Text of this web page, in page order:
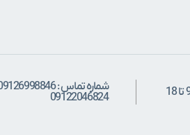
09122046824